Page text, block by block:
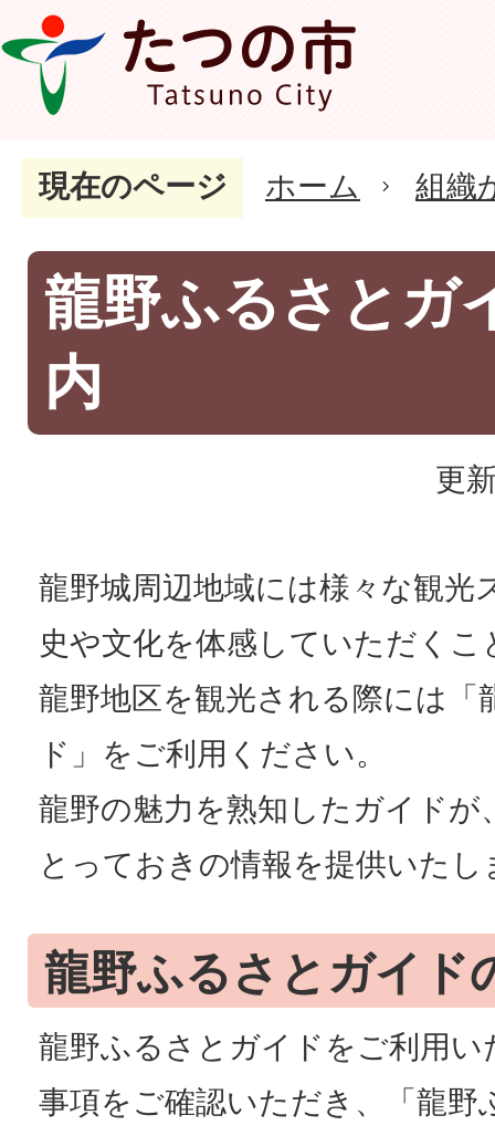
現在のページ ホーム 組織
龍野ふるさとガ
内
更
龍野城周辺地域には様々な観光
史や文化を体感していただく
龍野地区を観光される際には「
ド」をご利用ください。
龍野の魅力を熟知したガイドが
とっておきの情報を提供いたし
龍野ふるさとガイド
龍野ふるさとガイドをご利用
事項をご確認いただき、「龍野